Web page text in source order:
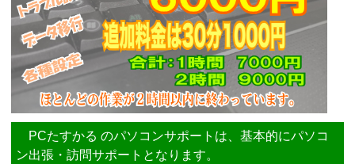
PCたすかる のパソコンサポートは、基本的にパソコ
ン出張・訪問サポートとなります。